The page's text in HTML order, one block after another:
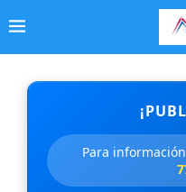
Para